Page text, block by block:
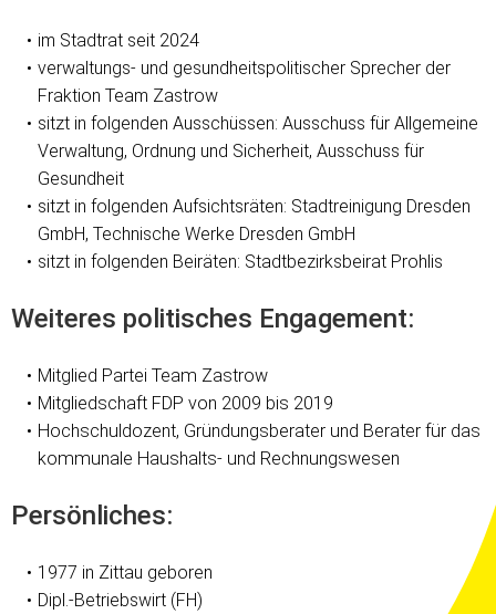
im Stadtrat seit 2024
verwaltungs- und gesundheitspolitischer Sprecher der
Fraktion Team Zastrow
sitzt in folgenden Ausschüssen: Ausschuss für Allgemeine
Verwaltung, Ordnung und Sicherheit, Ausschuss für
Gesundheit
sitzt in folgenden Aufsichtsräten: Stadtreinigung Dresden
GmbH, Technische Werke Dresden GmbH
sitzt in folgenden Beiräten: Stadtbezirksbeirat Prohlis
Weiteres politisches Engagement:
Mitglied Partei Team Zastrow
Mitgliedschaft FDP von 2009 bis 2019
Hochschuldozent, Gründungsberater und Berater für das
kommunale Haushalts- und Rechnungswesen
Persönliches:
1977 in Zittau geboren
Dipl.-Betriebswirt (FH)